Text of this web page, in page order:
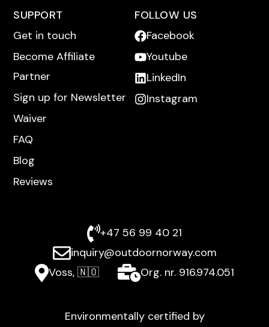
SUPPORT
Get in touch
Become Affiliate
Partner
Sign up for Newsletter
Waiver
FAQ
Blog
Reviews
FOLLOW US
Facebook
Youtube
LinkedIn
Instagram
+47 56 99 40 21
inquiry@outdoornorway.com
Voss, 🇳🇴
Org. nr. 916.974.051
Environmentally certified by